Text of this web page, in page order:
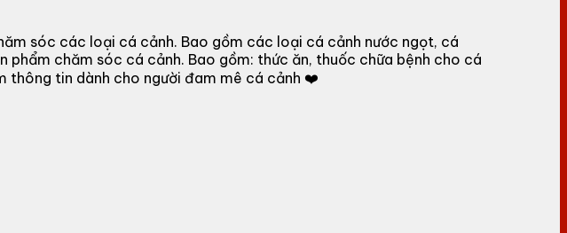
sóc các loại cá cảnh. Bao gồm các loại cá cảnh nước ngọt, cá
chăm sóc cá cảnh. Bao gồm: thức ăn, thuốc chữa bệnh cho cá
thông tin dành cho người đam mê cá cảnh ❤️